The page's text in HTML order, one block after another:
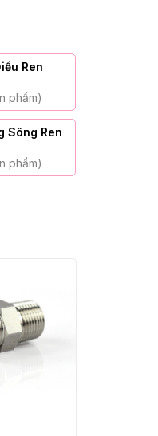
Ren
phẩm)
Sông Ren
phẩm)